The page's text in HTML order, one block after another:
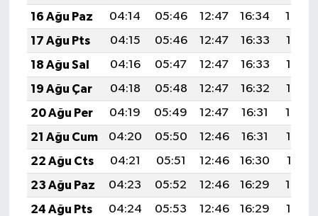
16 Ağu Paz
04:14 05:46 12:47 16:34
19:39
17 Ağu Pts
04:15 05:46 12:47 16:33
19:38
18 Ağu Sal
04:16 05:47 12:47 16:33
19:37
19 Ağu Çar
04:18 05:48 12:47 16:32
19:35
20 Ağu Per
04:19 05:49 12:47 16:31
19:34
21 Ağu Cum
04:20 05:50 12:46 16:31
19:33
22 Ağu Cts
04:21 05:51 12:46 16:30
19:31
23 Ağu Paz
04:23 05:52 12:46 16:29
19:30
24 Ağu Pts
04:24 05:53 12:46 16:29
19:28